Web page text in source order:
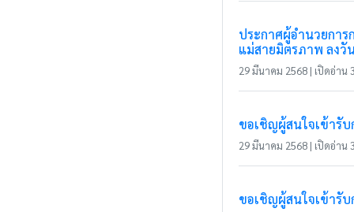
ประกาศผู้อำนวยการ
แม่สายมิตรภาพ ลงวั
29 มีนาคม 2568 | เปิดอ่าน
ขอเชิญผู้สนใจเข้ารั
29 มีนาคม 2568 | เปิดอ่าน
ขอเชิญผู้สนใจเข้ารั